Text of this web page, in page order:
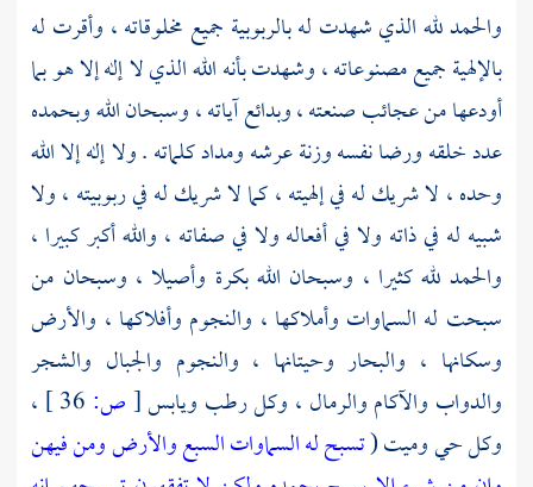
والحمد لله الذي شهدت له بالربوبية جميع مخلوقاته ، وأقرت له
بالإلهية جميع مصنوعاته ، وشهدت بأنه الله الذي لا إله إلا هو بما
أودعها من عجائب صنعته ، وبدائع آياته ، وسبحان الله وبحمده
عدد خلقه ورضا نفسه وزنة عرشه ومداد كلماته . ولا إله إلا الله
وحده ، لا شريك له في إلهيته ، كما لا شريك له في ربوبيته ، ولا
شبيه له في ذاته ولا في أفعاله ولا في صفاته ، والله أكبر كبيرا ،
والحمد لله كثيرا ، وسبحان الله بكرة وأصيلا ، وسبحان من
سبحت له السماوات وأملاكها ، والنجوم وأفلاكها ، والأرض
وسكانها ، والبحار وحيتانها ، والنجوم والجبال والشجر
والدواب والآكام والرمال ، وكل رطب ويابس[ص:
،
وكل حي وميت (تسبح له السماوات السبع والأرض ومن فيهن